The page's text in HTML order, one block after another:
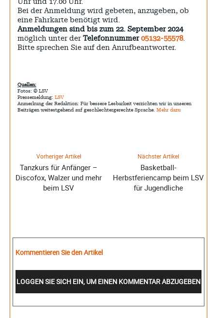
Uhr und 17.00 Uhr.
Bei der Anmeldung wird gebeten, anzugeben, ob
eine Fahrkarte benötigt wird.
Anmeldungen sind bis zum 22. September 2024
möglich unter der Telefonnummer 05132-55578.
Bitte sprechen Sie auf den Anrufbeantworter.
Quellen:
Fotos: © LSV
Pressemeldung: LSV
Anmerkung der Redaktion: Für bessere Lesbarkeit verzichten wir in unseren
Beiträgen weitestgehend auf geschlechtergerechte Sprache. Mehr dazu
Vorheriger Artikel
Tanzkurs für Anfänger –
Discofox, Walzer und mehr
beim LSV
Nächster Artikel
Basketball-
Herbstferiencamp beim LSV
für Jugendliche
Kommentieren Sie den Artikel
LOGGEN SIE SICH EIN, UM EINEN KOMMENTAR ABZUGEBEN